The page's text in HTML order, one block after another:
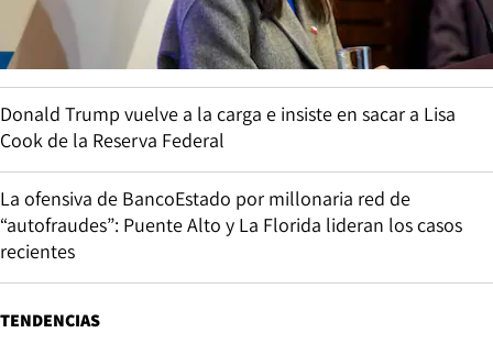
Donald Trump vuelve a la carga e insiste en sacar a Lisa
Cook de la Reserva Federal
La ofensiva de BancoEstado por millonaria red de
“autofraudes”: Puente Alto y La Florida lideran los casos
recientes
TENDENCIAS